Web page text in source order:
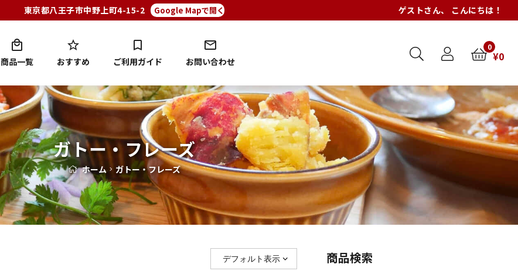
東京都八王子市中野上町4-15-2 Google Mapで開く ゲストさん、 こんにちは！
商品一覧 おすすめ ご利用ガイド お問い合わせ
0
¥0
ガトー・フレーズ
ホーム ガトー・フレーズ
商品検索